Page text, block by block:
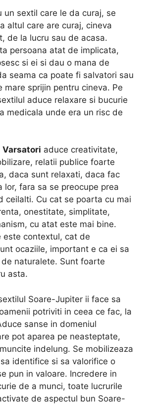
un sextil care le da curaj, se
altul care are curaj, cineva
de la lucru sau de acasa.
persoana atat de implicata,
si ei si dau o mana de
seama ca poate fi salvatori sau
mare sprijin pentru cineva. Pe
aduce relaxare si bucurie
medicala unde era un risc de
Varsatori aduce creativitate,
relatii publice foarte
daca sunt relaxati, daca fac
lor, fara sa se preocupe prea
ceilalti. Cu cat se poarta cu mai
onestitate, simplitate,
cu atat este mai bine.
este contextul, cat de
ocaziile, important e ca ei sa
naturalete. Sunt foarte
asta.
Soare-Jupiter ii face sa
potriviti in ceea ce fac, la
sanse in domeniul
pot aparea pe neasteptate,
indelung. Se mobilizeaza
identifice si sa valorifice o
pun in valoare. Incredere in
de a munci, toate lucrurile
de aspectul bun Soare-